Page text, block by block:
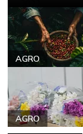
AGRO
AGRO